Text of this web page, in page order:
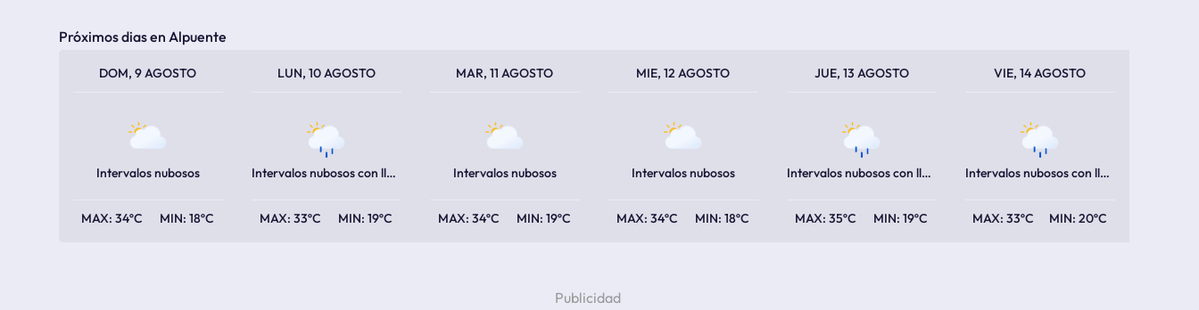
Próximos dias en Alpuente
DOM, 9 AGOSTO
Intervalos nubosos
34ºC 18ºC
LUN, 10 AGOSTO
Intervalos nubosos con lluvia escasa
33ºC 19ºC
MAR, 11 AGOSTO
Intervalos nubosos
34ºC 19ºC
MIE, 12 AGOSTO
Intervalos nubosos
34ºC 18ºC
JUE, 13 AGOSTO
Intervalos nubosos con lluvia escasa
35ºC 19ºC
VIE, 14 AGOSTO
Intervalos nubosos con lluvia escasa
33ºC 20ºC